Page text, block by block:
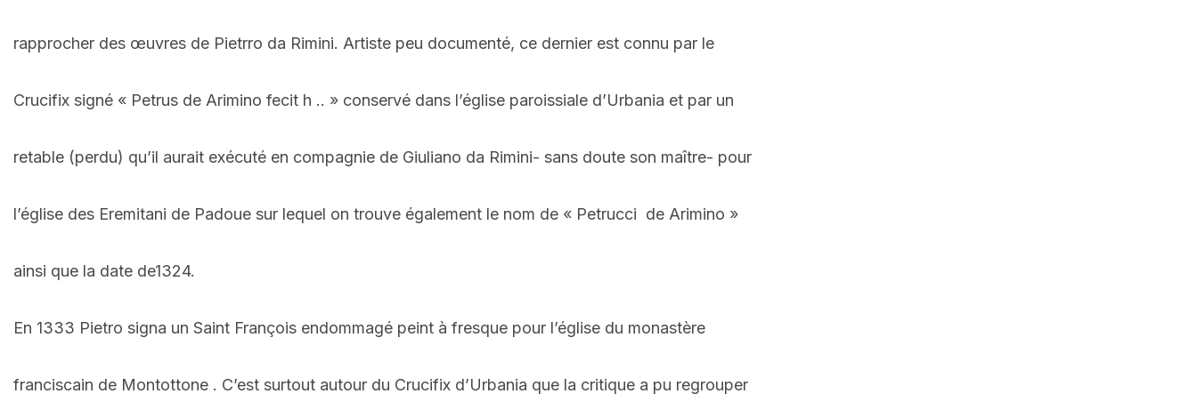
rapprocher des œuvres de Pietrro da Rimini. Artiste peu documenté, ce dernier est connu par le
Crucifix signé « Petrus de Arimino fecit h .. » conservé dans l’église paroissiale d’Urbania et par un
retable (perdu) qu’il aurait exécuté en compagnie de Giuliano da Rimini- sans doute son maître- pour
l’église des Eremitani de Padoue sur lequel on trouve également le nom de « Petrucci de Arimino »
ainsi que la date de1324.
En 1333 Pietro signa un Saint François endommagé peint à fresque pour l’église du monastère
franciscain de Montottone . C’est surtout autour du Crucifix d’Urbania que la critique a pu regrouper